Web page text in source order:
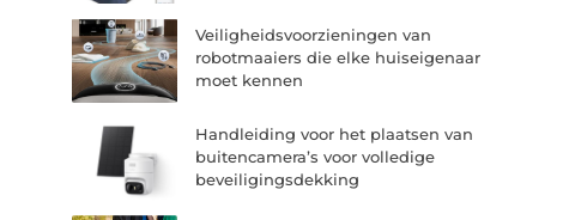
Veiligheidsvoorzieningen van
robotmaaiers die elke huiseigenaar
moet kennen
Handleiding voor het plaatsen van
buitencamera’s voor volledige
beveiligingsdekking